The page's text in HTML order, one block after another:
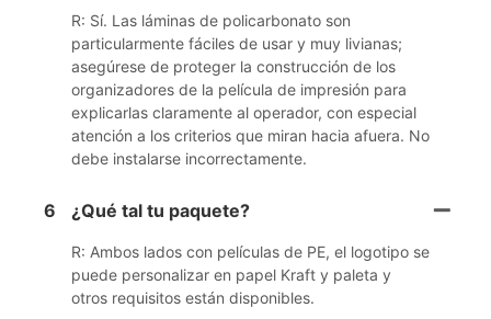
R: Sí. Las láminas de policarbonato son
particularmente fáciles de usar y muy livianas;
asegúrese de proteger la construcción de los
organizadores de la película de impresión para
explicarlas claramente al operador, con especial
atención a los criterios que miran hacia afuera. No
debe instalarse incorrectamente.
6 ¿Qué tal tu paquete?
R: Ambos lados con películas de PE, el logotipo se
puede personalizar en papel Kraft y paleta y
otros requisitos están disponibles.